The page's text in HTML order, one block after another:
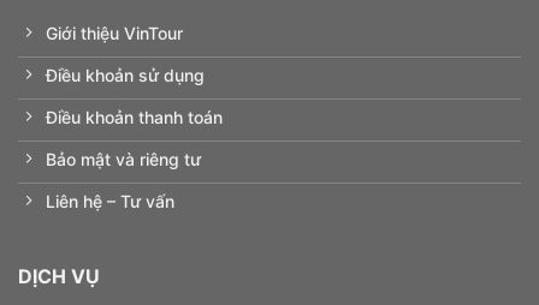
Giới thiệu VinTour
Điều khoản sử dụng
Điều khoản thanh toán
Bảo mật và riêng tư
Liên hệ – Tư vấn
DỊCH VỤ